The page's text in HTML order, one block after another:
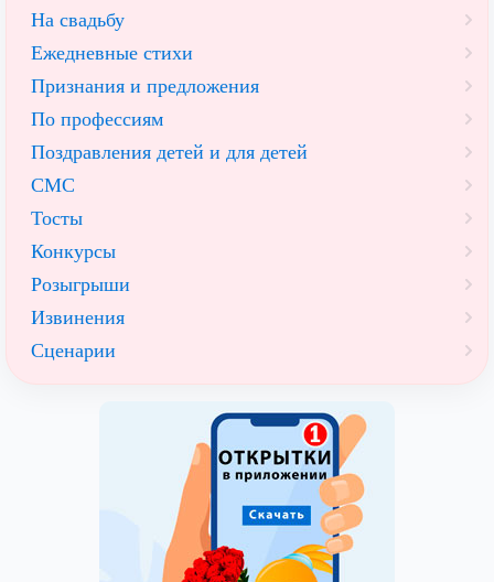
На свадьбу
Ежедневные стихи
Признания и предложения
По профессиям
Поздравления детей и для детей
СМС
Тосты
Конкурсы
Розыгрыши
Извинения
Сценарии